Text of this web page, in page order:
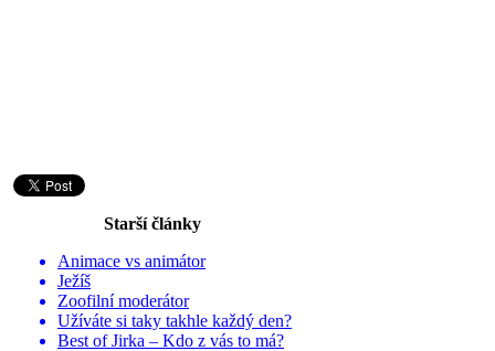
Starší články
Animace vs animátor
Ježíš
Zoofilní moderátor
Užíváte si taky takhle každý den?
Best of Jirka – Kdo z vás to má?